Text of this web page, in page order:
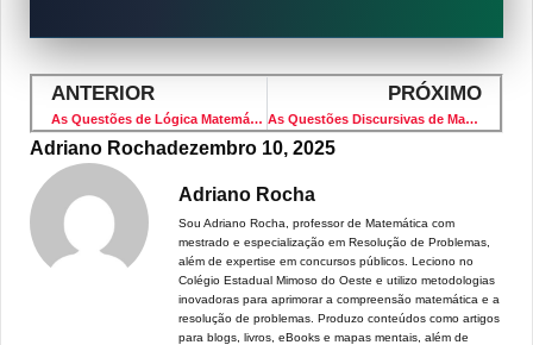
ANTERIOR
As Questões de Lógica Matemática da FGV 2026 que Confundem até os Bons Alunos
PRÓXIMO
As Questões Discursivas de Matemática da FGV 2026 Resolvidas – Guia Completo
Adriano Rochadezembro 10, 2025
Adriano Rocha
Sou Adriano Rocha, professor de Matemática com
mestrado e especialização em Resolução de Problemas,
além de expertise em concursos públicos. Leciono no
Colégio Estadual Mimoso do Oeste e utilizo metodologias
inovadoras para aprimorar a compreensão matemática e a
resolução de problemas. Produzo conteúdos como artigos
para blogs, livros, eBooks e mapas mentais, além de